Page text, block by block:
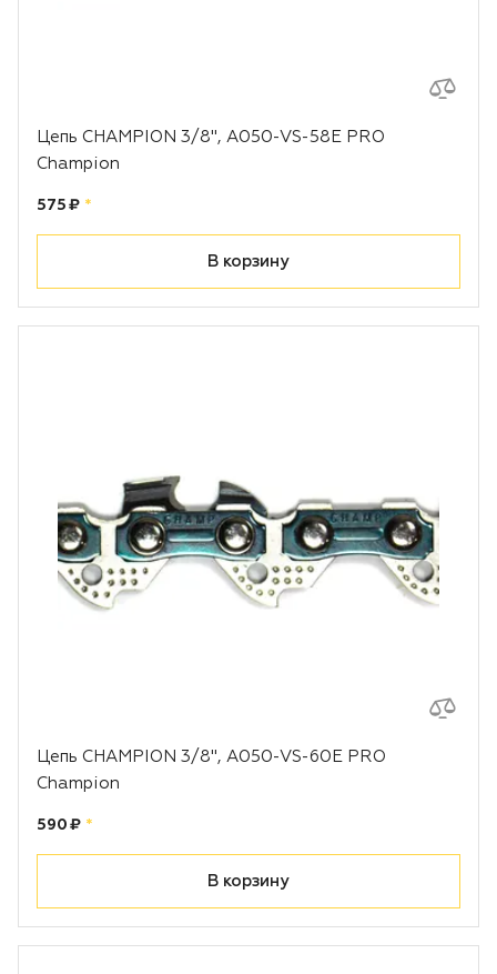
Цепь CHAMPION 3/8", A050-VS-58E PRO
Champion
Цена:
575 ₽ рублей
*
В корзину
Цепь CHAMPION 3/8", A050-VS-60E PRO
Champion
Цена:
590 ₽ рублей
*
В корзину